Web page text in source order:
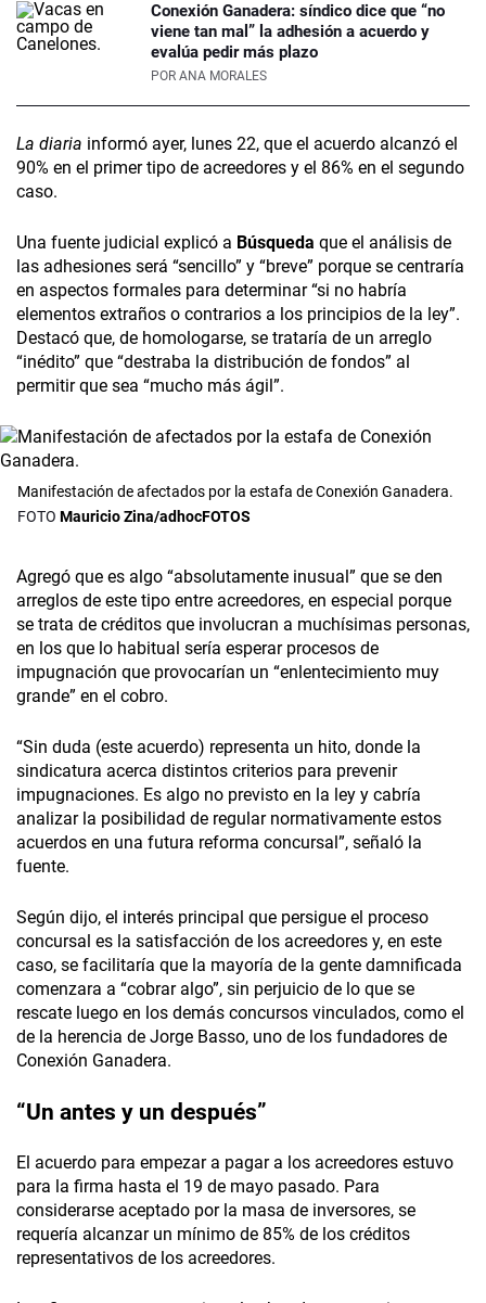
Conexión Ganadera: síndico dice que “no
viene tan mal” la adhesión a acuerdo y
evalúa pedir más plazo
POR ANA MORALES
La diaria informó ayer, lunes 22, que el acuerdo alcanzó el
90% en el primer tipo de acreedores y el 86% en el segundo
caso.
Una fuente judicial explicó a Búsqueda que el análisis de
las adhesiones será “sencillo” y “breve” porque se centraría
en aspectos formales para determinar “si no habría
elementos extraños o contrarios a los principios de la ley”.
Destacó que, de homologarse, se trataría de un arreglo
“inédito” que “destraba la distribución de fondos” al
permitir que sea “mucho más ágil”.
Manifestación de afectados por la estafa de Conexión Ganadera.
Mauricio Zina/adhocFOTOS
Agregó que es algo “absolutamente inusual” que se den
arreglos de este tipo entre acreedores, en especial porque
se trata de créditos que involucran a muchísimas personas,
en los que lo habitual sería esperar procesos de
impugnación que provocarían un “enlentecimiento muy
grande” en el cobro.
“Sin duda (este acuerdo) representa un hito, donde la
sindicatura acerca distintos criterios para prevenir
impugnaciones. Es algo no previsto en la ley y cabría
analizar la posibilidad de regular normativamente estos
acuerdos en una futura reforma concursal”, señaló la
fuente.
Según dijo, el interés principal que persigue el proceso
concursal es la satisfacción de los acreedores y, en este
caso, se facilitaría que la mayoría de la gente damnificada
comenzara a “cobrar algo”, sin perjuicio de lo que se
rescate luego en los demás concursos vinculados, como el
de la herencia de Jorge Basso, uno de los fundadores de
Conexión Ganadera.
“Un antes y un después”
El acuerdo para empezar a pagar a los acreedores estuvo
para la firma hasta el 19 de mayo pasado. Para
considerarse aceptado por la masa de inversores, se
requería alcanzar un mínimo de 85% de los créditos
representativos de los acreedores.